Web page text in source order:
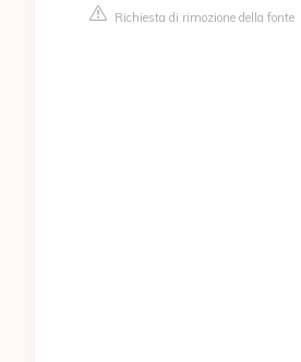
Richiesta di rimozione della fonte